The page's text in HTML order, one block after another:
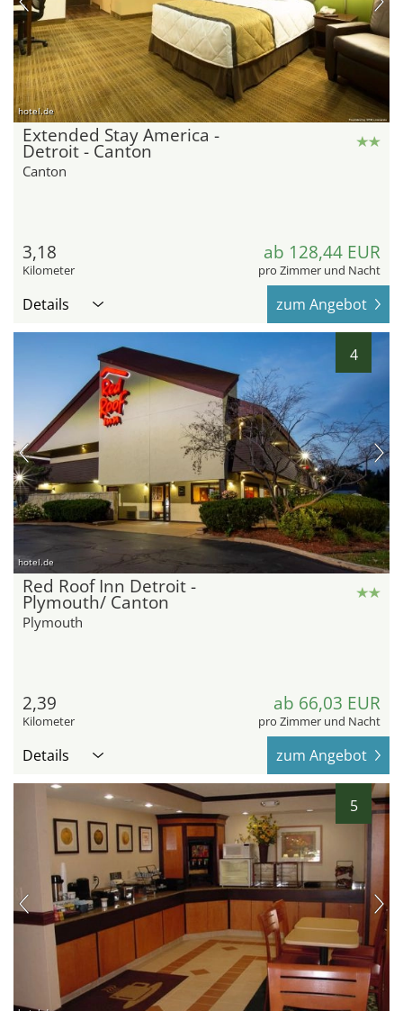
hotel.de
Extended Stay America -
Detroit - Canton
Canton
3,18
Kilometer
ab 128,44 EUR
pro Zimmer und Nacht
Details zum Angebot
4
hotel.de
Red Roof Inn Detroit -
Plymouth/ Canton
Plymouth
2,39
Kilometer
ab 66,03 EUR
pro Zimmer und Nacht
Details zum Angebot
5